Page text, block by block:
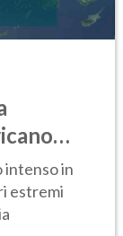
intenso in
estremi